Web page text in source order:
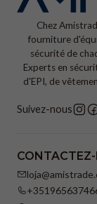
Chez
fourniture
sécurité de
Experts en
d'EPI, de
Suivez-nous